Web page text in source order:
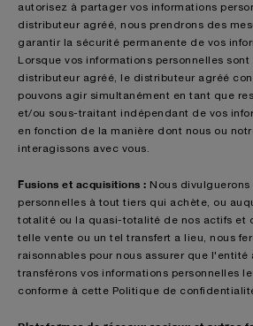
autorisez à partager vos informations
distributeur agréé, nous prendrons des
garantir la sécurité permanente de vos
Lorsque vos informations personnelles
distributeur agréé, le distributeur agréé
pouvons agir simultanément en tant que
et/ou sous-traitant indépendant de vos
en fonction de la manière dont nous ou
interagissons avec vous.
Fusions et acquisitions : Nous
personnelles à tout tiers qui achète, ou
totalité ou la quasi-totalité de nos actifs et
telle vente ou un tel transfert a lieu, nous
raisonnables pour nous assurer que l'entité
transférons vos informations personnelles
conforme à cette Politique de